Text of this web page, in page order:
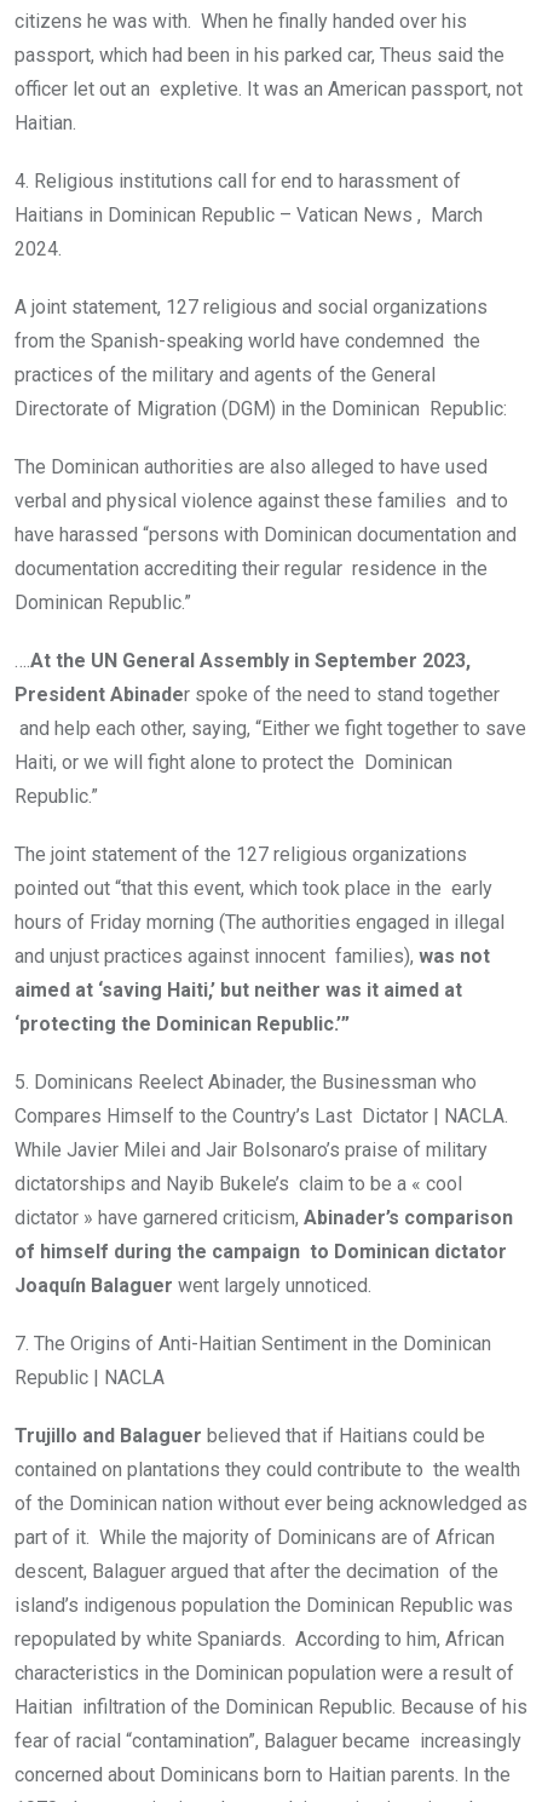
citizens he was with. When he finally handed over his
passport, which had been in his parked car, Theus said the
officer let out an expletive. It was an American passport, not
Haitian.
4. Religious institutions call for end to harassment of
Haitians in Dominican Republic – Vatican News , March
2024.
A joint statement, 127 religious and social organizations
from the Spanish-speaking world have condemned the
practices of the military and agents of the General
Directorate of Migration (DGM) in the Dominican Republic:
The Dominican authorities are also alleged to have used
verbal and physical violence against these families and to
have harassed “persons with Dominican documentation and
documentation accrediting their regular residence in the
Dominican Republic.”
….At the UN General Assembly in September 2023,
President Abinader spoke of the need to stand together
and help each other, saying, “Either we fight together to save
Haiti, or we will fight alone to protect the Dominican
Republic.”
The joint statement of the 127 religious organizations
pointed out “that this event, which took place in the early
hours of Friday morning (The authorities engaged in illegal
and unjust practices against innocent families), was not
aimed at ‘saving Haiti,’ but neither was it aimed at
‘protecting the Dominican Republic.’”
5. Dominicans Reelect Abinader, the Businessman who
Compares Himself to the Country’s Last Dictator | NACLA.
While Javier Milei and Jair Bolsonaro’s praise of military
dictatorships and Nayib Bukele’s claim to be a « cool
dictator » have garnered criticism, Abinader’s comparison
of himself during the campaign to Dominican dictator
Joaquín Balaguer went largely unnoticed.
7. The Origins of Anti-Haitian Sentiment in the Dominican
Republic | NACLA
Trujillo and Balaguer believed that if Haitians could be
contained on plantations they could contribute to the wealth
of the Dominican nation without ever being acknowledged as
part of it. While the majority of Dominicans are of African
descent, Balaguer argued that after the decimation of the
island’s indigenous population the Dominican Republic was
repopulated by white Spaniards. According to him, African
characteristics in the Dominican population were a result of
Haitian infiltration of the Dominican Republic. Because of his
fear of racial “contamination”, Balaguer became increasingly
concerned about Dominicans born to Haitian parents. In the